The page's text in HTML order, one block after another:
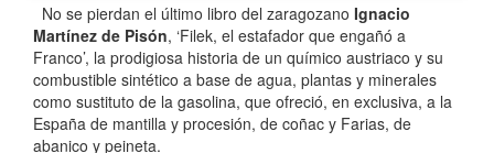
No se pierdan el último libro del zaragozano Ignacio
Martínez de Pisón, ‘Filek, el estafador que engañó a
Franco’, la prodigiosa historia de un químico austriaco y su
combustible sintético a base de agua, plantas y minerales
como sustituto de la gasolina, que ofreció, en exclusiva, a la
España de mantilla y procesión, de coñac y Farias, de
abanico y peineta.